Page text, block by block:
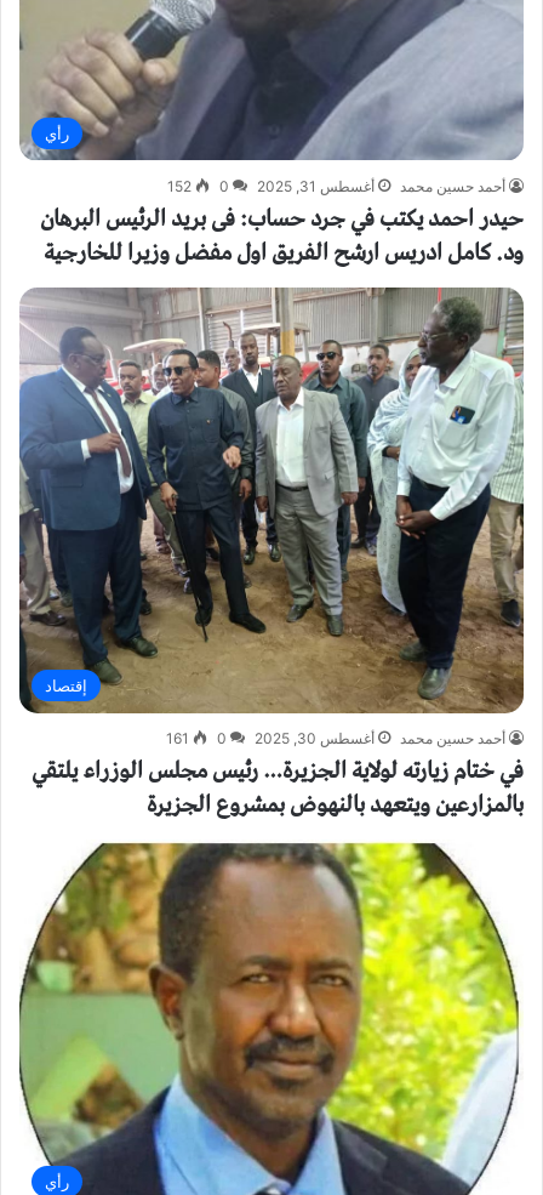
رأي
أحمد حسين محمد أغسطس 31, 2025 0
152
حيدر احمد يكتب في جرد حساب: فى بريد الرئيس البرهان
ود. كامل ادريس ارشح الفريق اول مفضل وزيرا للخارجية
إقتصاد
أحمد حسين محمد أغسطس 30, 2025 0
161
في ختام زيارته لولاية الجزيرة… رئيس مجلس الوزراء يلتقي
بالمزارعين ويتعهد بالنهوض بمشروع الجزيرة
رأي